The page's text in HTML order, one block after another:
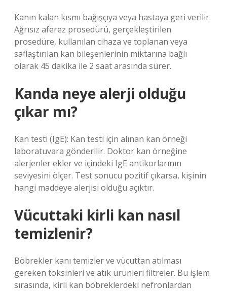
Kanın kalan kısmı bağışçıya veya hastaya geri verilir.
Ağrısız aferez prosedürü, gerçekleştirilen
prosedüre, kullanılan cihaza ve toplanan veya
saflaştırılan kan bileşenlerinin miktarına bağlı
olarak 45 dakika ile 2 saat arasında sürer.
Kanda neye alerji olduğu
çıkar mı?
Kan testi (IgE): Kan testi için alınan kan örneği
laboratuvara gönderilir. Doktor kan örneğine
alerjenler ekler ve içindeki IgE antikorlarının
seviyesini ölçer. Test sonucu pozitif çıkarsa, kişinin
hangi maddeye alerjisi olduğu açıktır.
Vücuttaki kirli kan nasıl
temizlenir?
Böbrekler kanı temizler ve vücuttan atılması
gereken toksinleri ve atık ürünleri filtreler. Bu işlem
sırasında, kirli kan böbreklerdeki nefronlardan